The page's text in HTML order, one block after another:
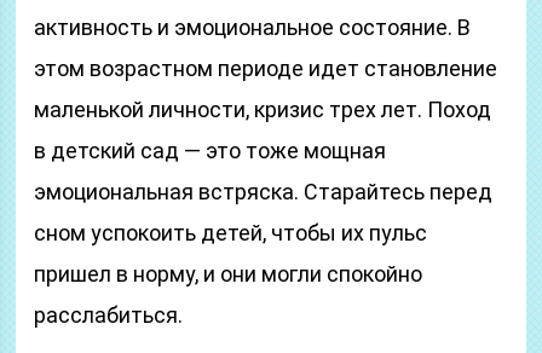
активность и эмоциональное состояние. В
этом возрастном периоде идет становление
маленькой личности, кризис трех лет. Поход
в детский сад — это тоже мощная
эмоциональная встряска. Старайтесь перед
сном успокоить детей, чтобы их пульс
пришел в норму, и они могли спокойно
расслабиться.